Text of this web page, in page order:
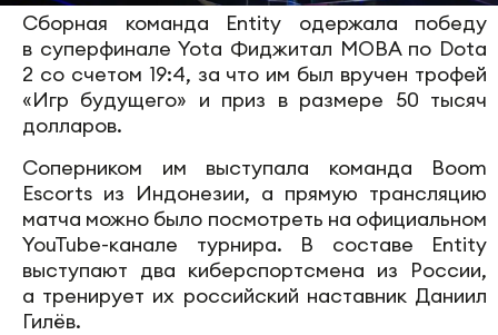
Сборная команда Entity одержала победу
в суперфинале Yota Фиджитал MOBA по Dota
2 со счетом 19:4, за что им был вручен трофей
«Игр будущего» и приз в размере 50 тысяч
долларов.
Соперником им выступала команда Boom
Escorts из Индонезии, а прямую трансляцию
матча можно было посмотреть на официальном
YouTube-канале турнира. В составе Entity
выступают два киберспортсмена из России,
а тренирует их российский наставник Даниил
Гилëв.